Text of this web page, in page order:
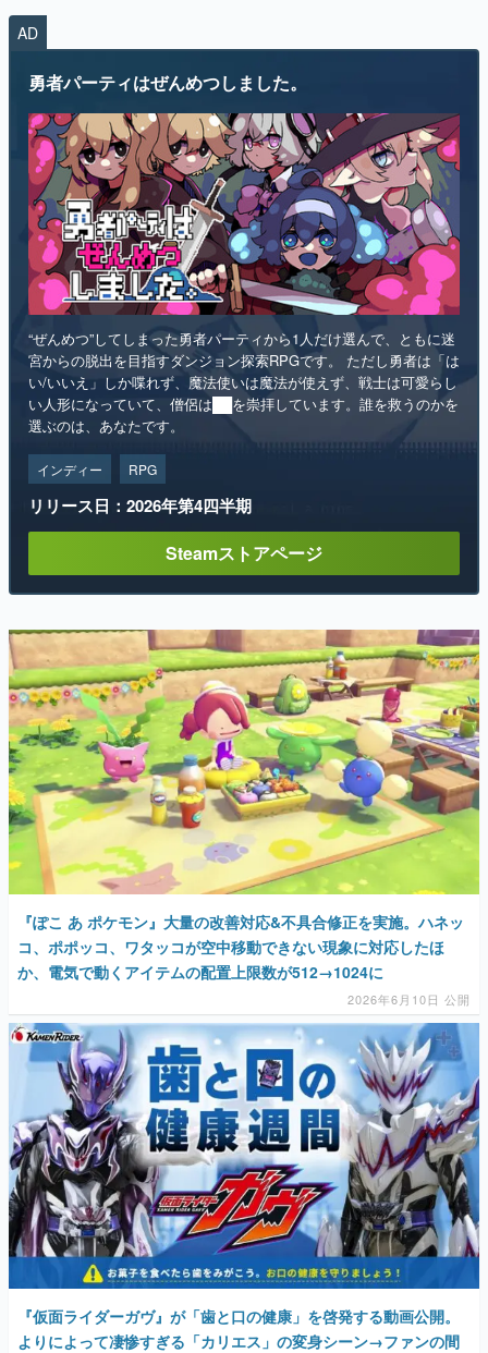
AD
勇者パーティはぜんめつしました。
“ぜんめつ”してしまった勇者パーティから1人だけ選んで、ともに迷
宮からの脱出を目指すダンジョン探索RPGです。 ただし勇者は「は
い/いいえ」しか喋れず、魔法使いは魔法が使えず、戦士は可愛らし
い人形になっていて、僧侶は██を崇拝しています。誰を救うのかを
選ぶのは、あなたです。
インディー RPG
リリース日：2026年第4四半期
Steamストアページ
『ぽこ あ ポケモン』大量の改善対応&不具合修正を実施。ハネッ
コ、ポポッコ、ワタッコが空中移動できない現象に対応したほ
か、電気で動くアイテムの配置上限数が512→1024に
2026年6月10日 公開
『仮面ライダーガヴ』が「歯と口の健康」を啓発する動画公開。
よりによって凄惨すぎる「カリエス」の変身シーン→ファンの間